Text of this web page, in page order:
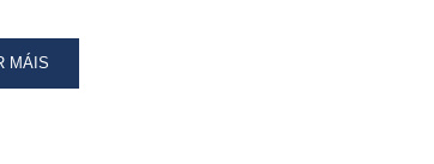
MÁIS